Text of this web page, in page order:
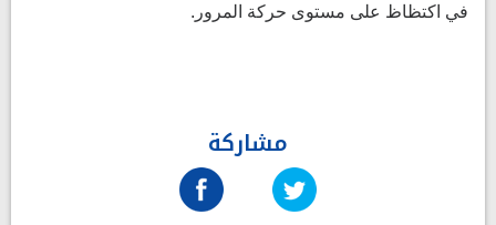
في اكتظاظ على مستوى حركة المرور.
مشاركة